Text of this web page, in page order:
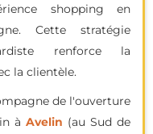
shopping en
Cette stratégie
renforce la
la clientèle.
de l'ouverture
à Avelin (au Sud de